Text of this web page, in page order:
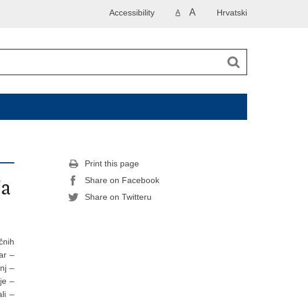
Hrvatski
A A
Accessibility
–
–
–
–
Print this page
Share on Facebook
Share on Twitteru